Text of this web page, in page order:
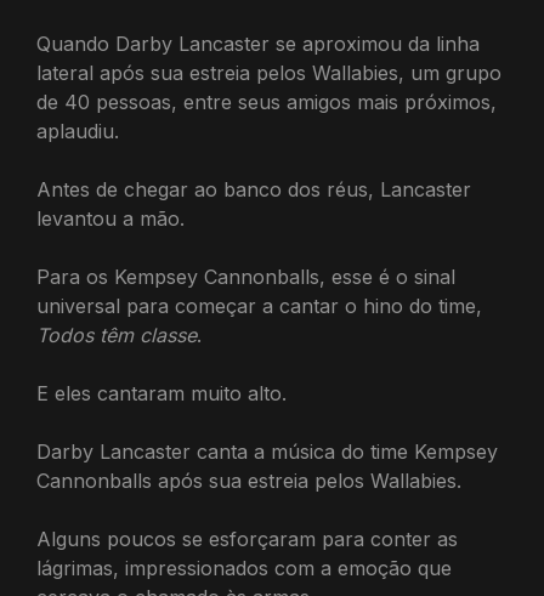
Quando Darby Lancaster se aproximou da linha
lateral após sua estreia pelos Wallabies, um grupo
de 40 pessoas, entre seus amigos mais próximos,
aplaudiu.
Antes de chegar ao banco dos réus, Lancaster
levantou a mão.
Para os Kempsey Cannonballs, esse é o sinal
universal para começar a cantar o hino do time,
Todos têm classe.
E eles cantaram muito alto.
Darby Lancaster canta a música do time Kempsey
Cannonballs após sua estreia pelos Wallabies.
Alguns poucos se esforçaram para conter as
lágrimas, impressionados com a emoção que